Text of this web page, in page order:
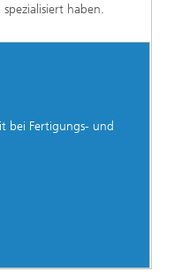
haben.
bei Fertigungs- und